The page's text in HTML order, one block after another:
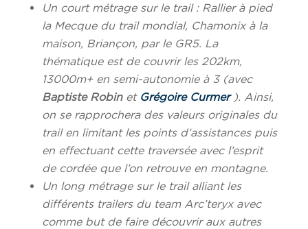
Un court métrage sur le trail : Rallier à pied
la Mecque du trail mondial, Chamonix à la
maison, Briançon, par le GR5. La
thématique est de couvrir les 202km,
13000m+ en semi-autonomie à 3 (avec
Baptiste Robinet Grégoire Curmer). Ainsi,
on se rapprochera des valeurs originales du
trail en limitant les points d’assistances puis
en effectuant cette traversée avec l’esprit
de cordée que l’on retrouve en montagne.
Un long métrage sur le trail alliant les
différents trailers du team Arc’teryx avec
comme but de faire découvrir aux autres